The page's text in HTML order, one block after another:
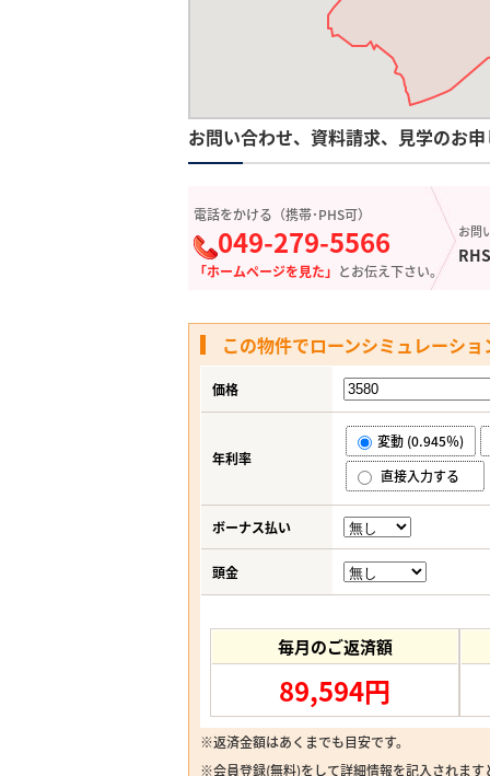
お問い合わせ、資料請求、見学のお
電話をかける（携帯･PHS可）
049-279-5566
「ホームページを見た」 とお伝え下さい。
お問
この物件でローンシミュレーショ
価格
年利率
変動 (0.945％)
直接入力する
ボーナス払い
頭金
毎月のご返済額
89,594円
※返済金額はあくまでも目安です。
※会員登録(無料)をして詳細情報を記入されま